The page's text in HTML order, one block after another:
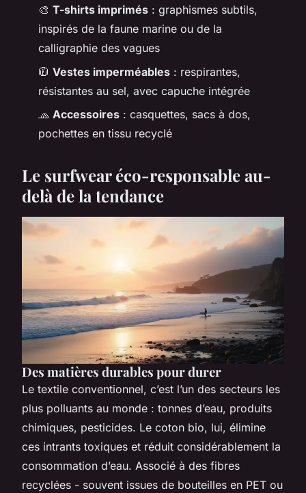
🎨 T-shirts imprimés : graphismes subtils,
inspirés de la faune marine ou de la
calligraphie des vagues
🧥 Vestes imperméables : respirantes,
résistantes au sel, avec capuche intégrée
🧢 Accessoires : casquettes, sacs à dos,
pochettes en tissu recyclé
Le surfwear éco-responsable au-
delà de la tendance
Des matières durables pour durer
Le textile conventionnel, c’est l’un des secteurs les
plus polluants au monde : tonnes d’eau, produits
chimiques, pesticides. Le coton bio, lui, élimine
ces intrants toxiques et réduit considérablement la
consommation d’eau. Associé à des fibres
recyclées - souvent issues de bouteilles en PET ou